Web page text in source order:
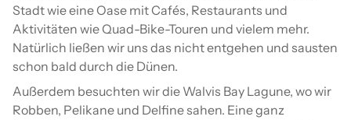
Stadt wie eine Oase mit Cafés, Restaurants und
Aktivitäten wie Quad-Bike-Touren und vielem mehr.
Natürlich ließen wir uns das nicht entgehen und sausten
schon bald durch die Dünen.
Außerdem besuchten wir die Walvis Bay Lagune, wo wir
Robben, Pelikane und Delfine sahen. Eine ganz